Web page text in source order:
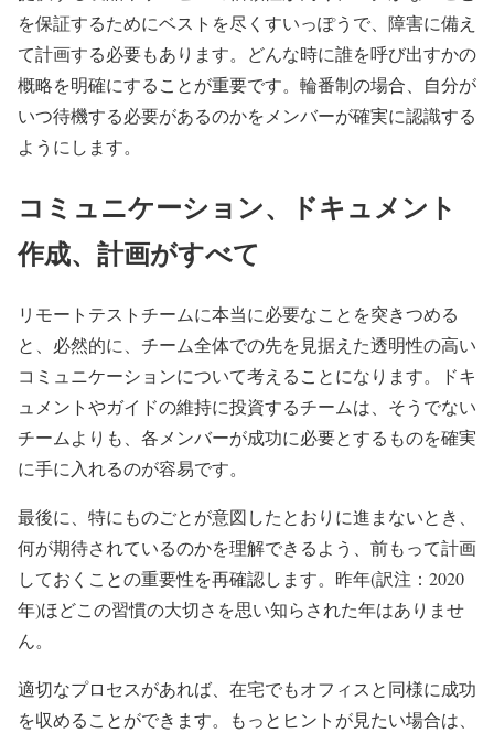
を保証するためにベストを尽くすいっぽうで、障害に備え
て計画する必要もあります。どんな時に誰を呼び出すかの
概略を明確にすることが重要です。輪番制の場合、自分が
いつ待機する必要があるのかをメンバーが確実に認識する
ようにします。
コミュニケーション、ドキュメント
作成、計画がすべて
リモートテストチームに本当に必要なことを突きつめる
と、必然的に、チーム全体での先を見据えた透明性の高い
コミュニケーションについて考えることになります。ドキ
ュメントやガイドの維持に投資するチームは、そうでない
チームよりも、各メンバーが成功に必要とするものを確実
に手に入れるのが容易です。
最後に、特にものごとが意図したとおりに進まないとき、
何が期待されているのかを理解できるよう、前もって計画
しておくことの重要性を再確認します。昨年(訳注：2020
年)ほどこの習慣の大切さを思い知らされた年はありませ
ん。
適切なプロセスがあれば、在宅でもオフィスと同様に成功
を収めることができます。もっとヒントが見たい場合は、